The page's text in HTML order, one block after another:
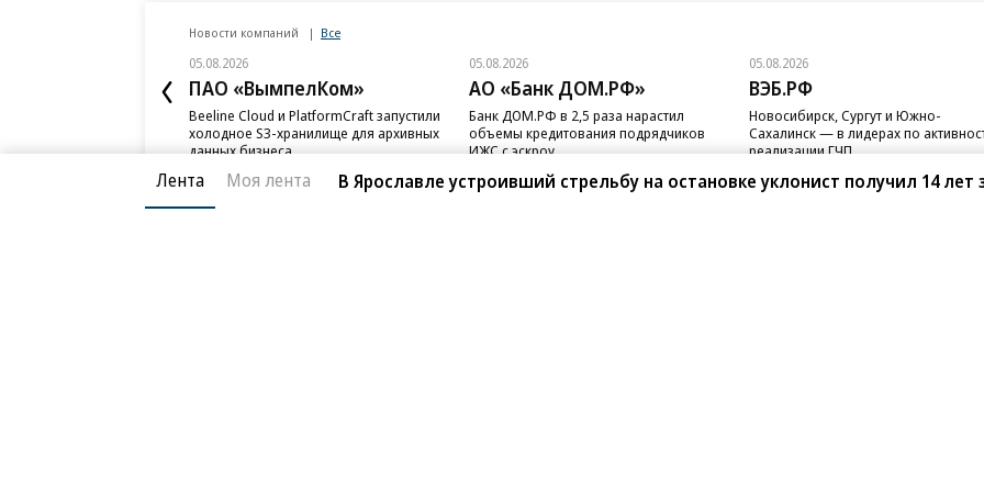
Новости компаний Все
05.08.2026
ПАО «ВымпелКом»
Beeline Cloud и PlatformCraft запустили
холодное S3-хранилище для архивных
данных бизнеса
05.08.2026
АО «Банк ДОМ.РФ»
Банк ДОМ.РФ в 2,5 раза нарастил
объемы кредитования подрядчиков
ИЖС с эскроу
05.08.2026
ВЭБ.РФ
Новосибирск, Сургут и Южно-
Сахалинск — в лидерах по
реализации ГЧП
Лента Моя лента В Ярославле устроивший стрельбу на остановке уклонист получил 14 лет